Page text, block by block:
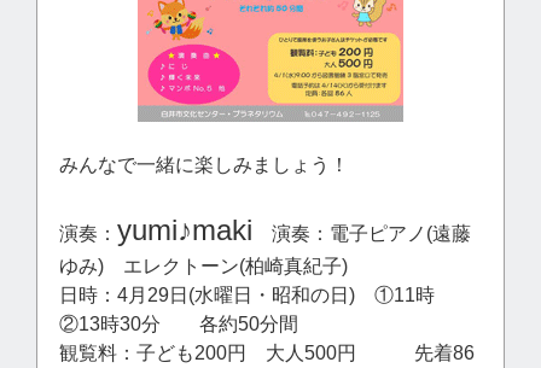
みんなで一緒に楽しみましょう！
演奏： yumi♪maki
演奏：電子ピアノ(遠藤
ゆみ) エレクトーン(柏崎真紀子)
日時：4月29日(水曜日・昭和の日) ①11時
②13時30分 各約50分間
観覧料：子ども200円 大人500円 先着86